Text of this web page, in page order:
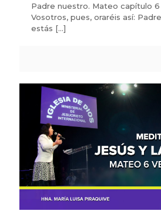
Padre nuestro. Mateo capítulo 6
Vosotros, pues, oraréis así:
estás […]